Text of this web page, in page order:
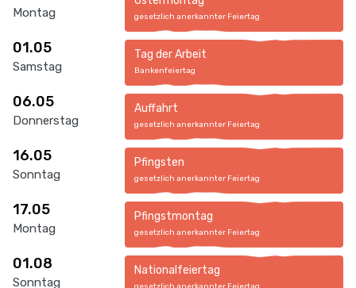
Montag gesetzlich anerkannter Feiertag
01.05
Samstag
Tag der Arbeit
Bankenfeiertag
06.05
Donnerstag
Auffahrt
gesetzlich anerkannter Feiertag
16.05
Sonntag
Pfingsten
gesetzlich anerkannter Feiertag
17.05
Montag
Pfingstmontag
gesetzlich anerkannter Feiertag
01.08
Sonntag
Nationalfeiertag